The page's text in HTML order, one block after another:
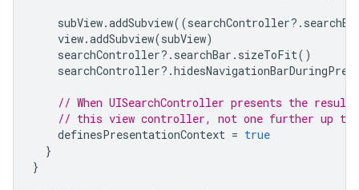
subView.addSubview((searchController?.
view.addSubview(subView)
searchController?. searchBar . sizeToFit()
searchController?.
// When UISearchController presents the
// this view controller, not one further up
definesPresentationContext = true
}
}